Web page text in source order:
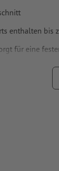
enthalten bis
für eine
mit
Waschen